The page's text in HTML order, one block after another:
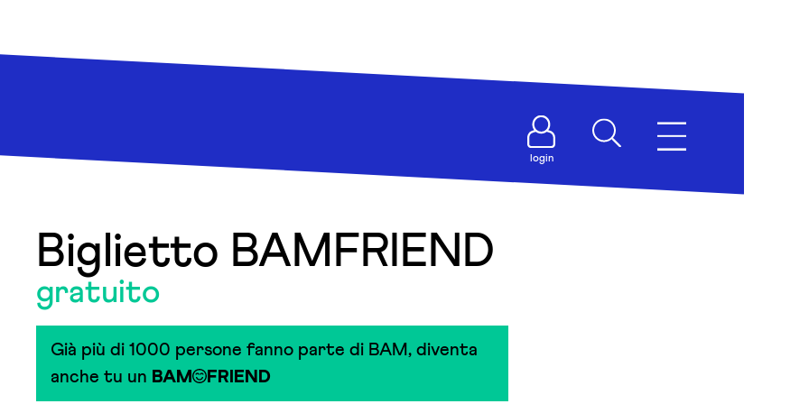
login
Biglietto BAMFRIEND
gratuito
Già più di 1000 persone fanno parte di BAM, diventa
anche tu un BAM FRIEND